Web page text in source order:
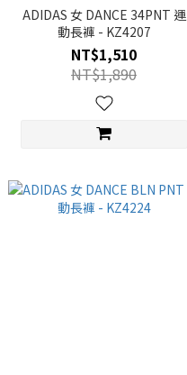
ADIDAS 女 DANCE 34PNT 運
動長褲 - KZ4207
NT$1,510
NT$1,890